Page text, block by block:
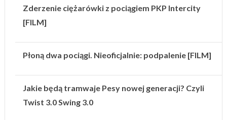
Zderzenie ciężarówki z pociągiem PKP Intercity
[FILM]
Płoną dwa pociągi. Nieoficjalnie: podpalenie [FILM]
Jakie będą tramwaje Pesy nowej generacji? Czyli
Twist 3.0 Swing 3.0